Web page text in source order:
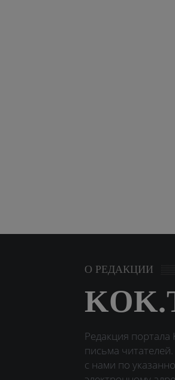
О РЕДАКЦИИ
Редакция
письма
с нами по